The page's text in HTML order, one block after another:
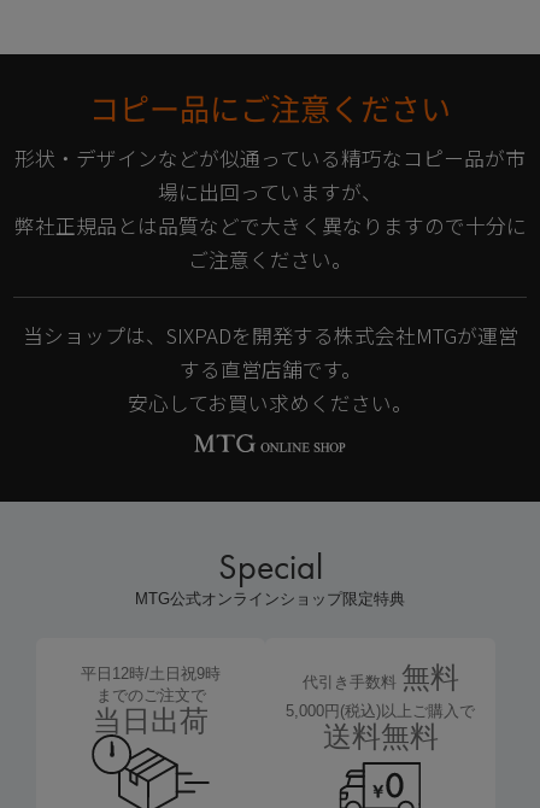
コピー品にご注意ください
形状・デザインなどが似通っている精巧なコピー品が市
場に出回っていますが、
弊社正規品とは品質などで大きく異なりますので十分に
ご注意ください。
当ショップは、SIXPADを開発する株式会社MTGが運営
する直営店舗です。
安心してお買い求めください。
Special
MTG公式オンラインショップ限定特典
平日12時/土日祝9時
までのご注文で
当日出荷
代引き手数料 無料
5,000円(税込)以上ご購入で
送料無料